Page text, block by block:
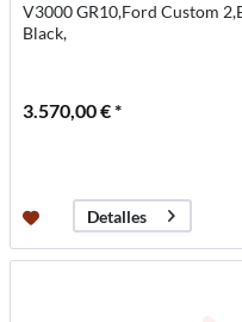
V3000 GR10,Ford Custom
Black,
3.570,00 € *
Detalles